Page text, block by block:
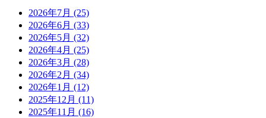
2026年7月 (25)
2026年6月 (33)
2026年5月 (32)
2026年4月 (25)
2026年3月 (28)
2026年2月 (34)
2026年1月 (12)
2025年12月 (11)
2025年11月 (16)